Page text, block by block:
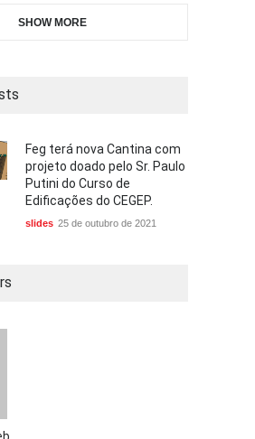
SHOW MORE
Feg terá nova Cantina com
projeto doado pelo Sr. Paulo
Putini do Curso de
Edificações do CEGEP.
slides 25 de outubro de 2021